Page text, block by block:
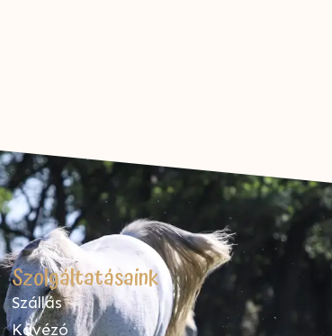
Szolgáltatásaink
Szállás
Kávézó